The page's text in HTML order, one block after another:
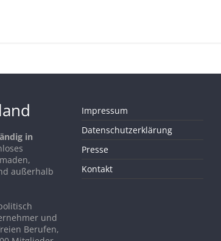
in
außerhalb
und
Berufen,
Impressum
Datenschutzerklärung
Presse
Kontakt